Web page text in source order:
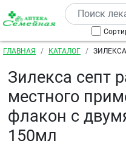
Перейти к основному
Строка навигации
ГЛАВНАЯ КАТАЛОГ
Зилекса септ
местного
флакон с
150мл